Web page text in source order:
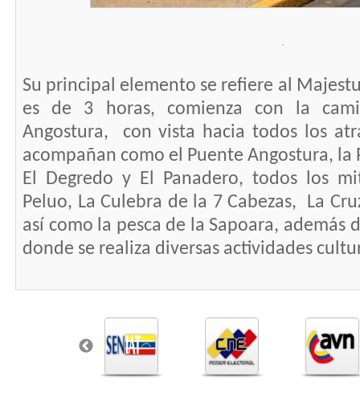
Su principal elemento se refiere al
es de 3 horas, comienza con la
Angostura, con vista hacia todos los
acompañan como el Puente Angostura, la
El Degredo y El
Panadero, todos los
Peluo, La Culebra de la 7 Cabezas, La
así como la pesca de la Sapoara, además
donde se realiza diversas actividades